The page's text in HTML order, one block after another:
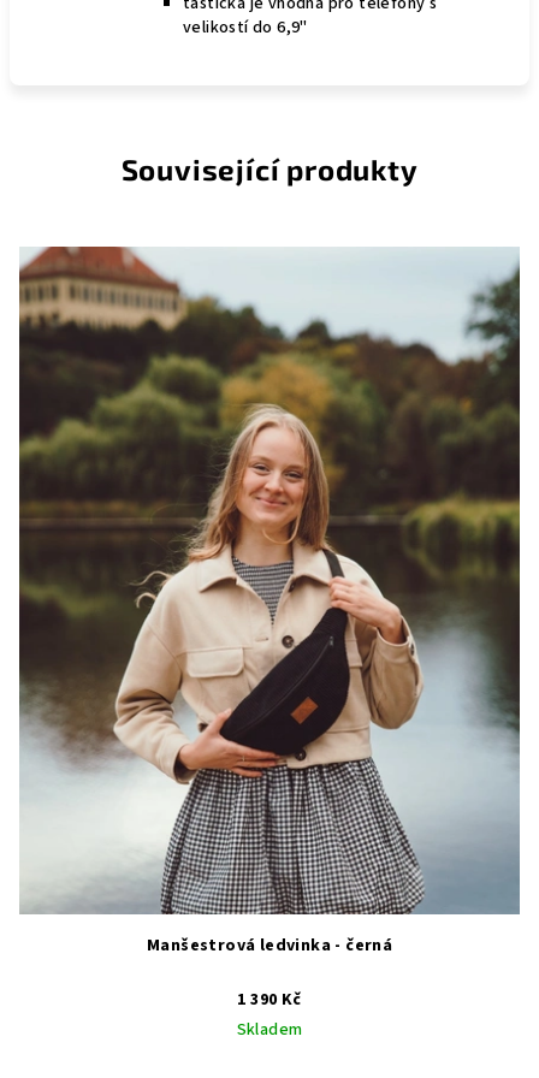
velikostí do6,9"
Související produkty
Manšestrová ledvinka - černá
1 390 Kč
Skladem